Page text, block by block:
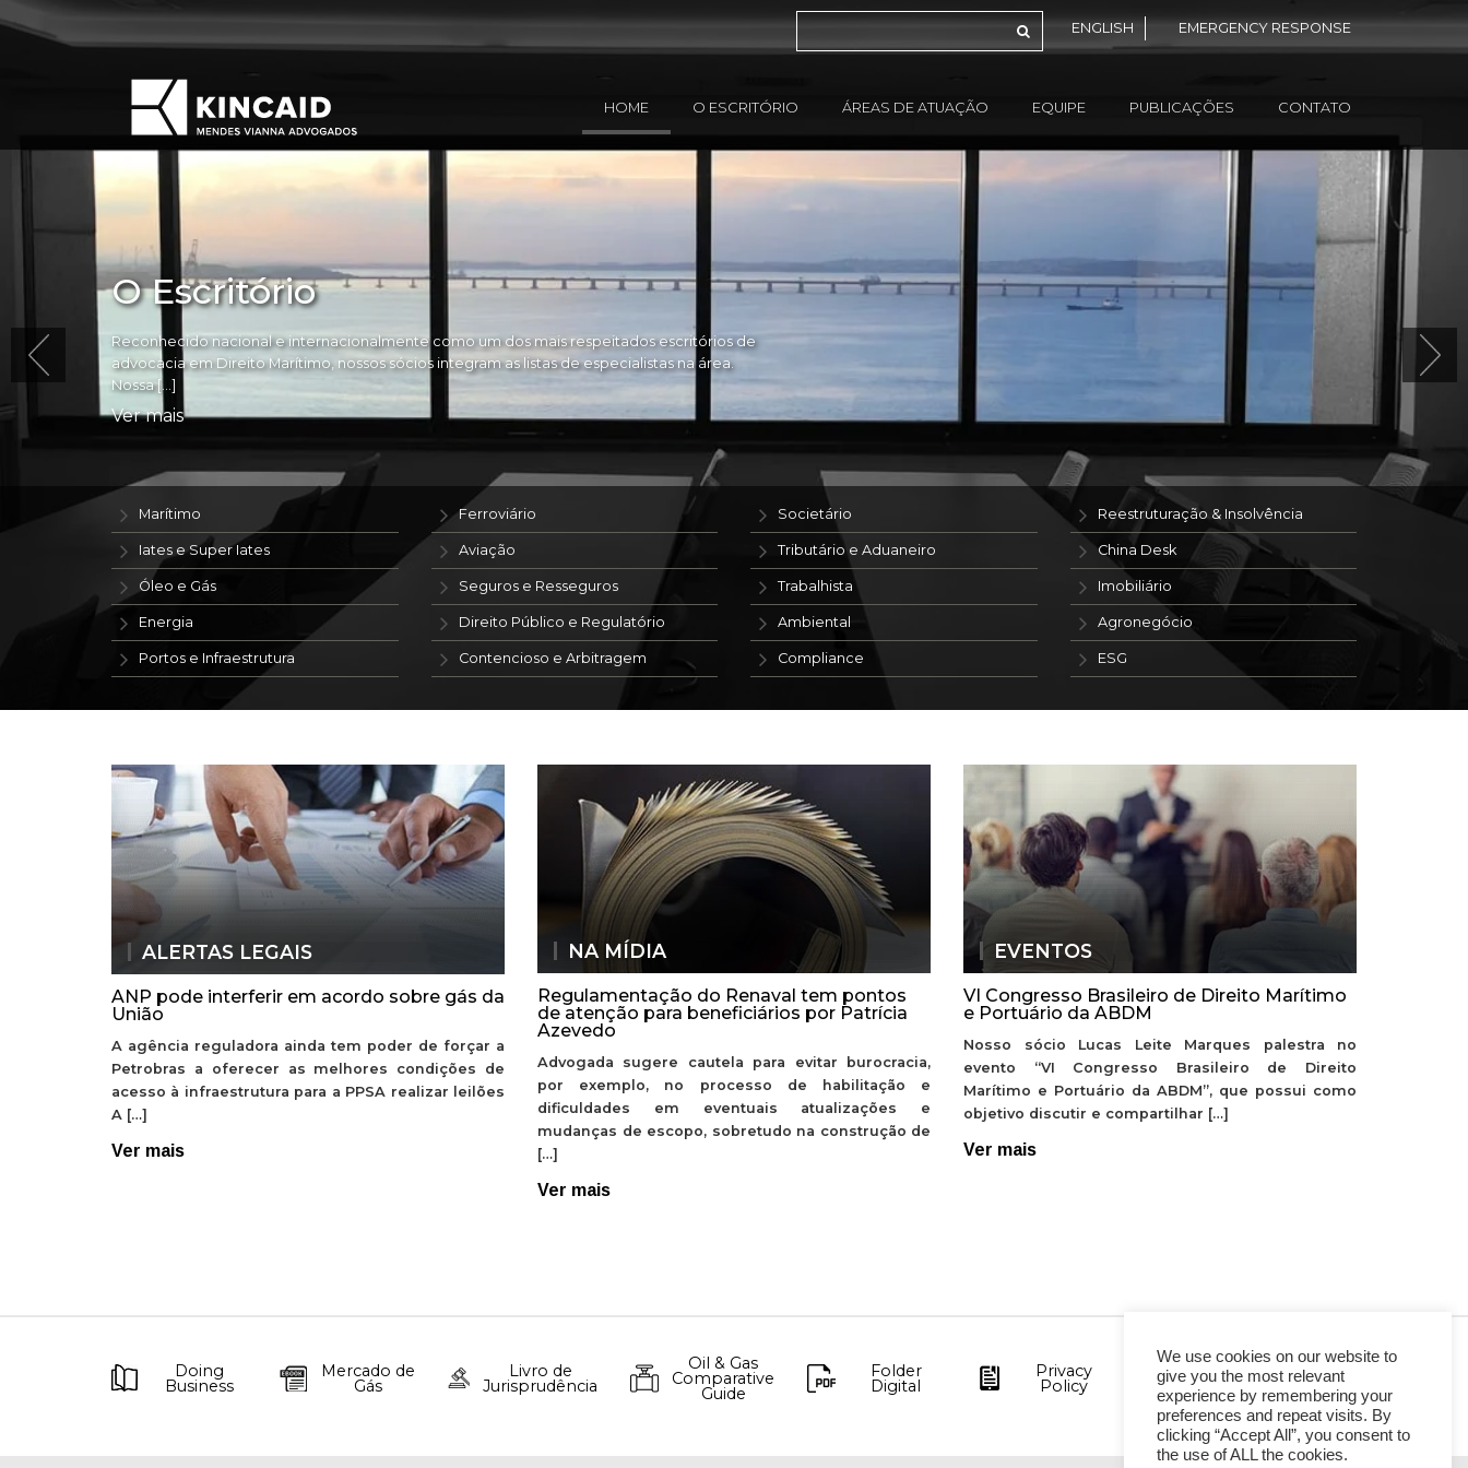
ENGLISH EMERGENCY RESPONSE
HOME O ESCRITÓRIO ÁREAS DE ATUAÇÃO EQUIPE PUBLICAÇÕES CONTATO
O Escritório
Reconhecido nacional e internacionalmente como um dos mais respeitados escritórios de
advocacia em Direito Marítimo, nossos sócios integram as listas de especialistas na área.
Nossa […]
Ver mais
Marítimo
Iates e Super Iates
Óleo e Gás
Energia
Portos e Infraestrutura
Ferroviário
Aviação
Seguros e Resseguros
Direito Público e Regulatório
Contencioso e Arbitragem
Societário
Tributário e Aduaneiro
Trabalhista
Ambiental
Compliance
Reestruturação & Insolvência
China Desk
Imobiliário
Agronegócio
ESG
ALERTAS LEGAIS
ANP pode interferir em acordo sobre gás da
União
A agência reguladora ainda tem poder de forçar a
Petrobras a oferecer as melhores condições de
acesso à infraestrutura para a PPSA realizar leilões
A […]
Ver mais
NA MÍDIA
Regulamentação do Renaval tem pontos
de atenção para beneficiários por Patrícia
Azevedo
Advogada sugere cautela para evitar burocracia,
por exemplo, no processo de habilitação e
dificuldades em eventuais atualizações e
mudanças de escopo, sobretudo na construção de
[…]
Ver mais
EVENTOS
VI Congresso Brasileiro de Direito Marítimo
e Portuário da ABDM
Nosso sócio Lucas Leite Marques palestra no
evento “VI Congresso Brasileiro de Direito
Marítimo e Portuário da ABDM”, que possui como
objetivo discutir e compartilhar […]
Ver mais
Doing
Business
Mercado de
Gás
Livro de
Jurisprudência
Oil & Gas
Comparative
Guide
Folder
Digital
Privacy
Policy
We use cookies on our website to
give you the most relevant
experience by remembering your
preferences and repeat visits. By
clicking “Accept All”, you consent to
the use of ALL the cookies.